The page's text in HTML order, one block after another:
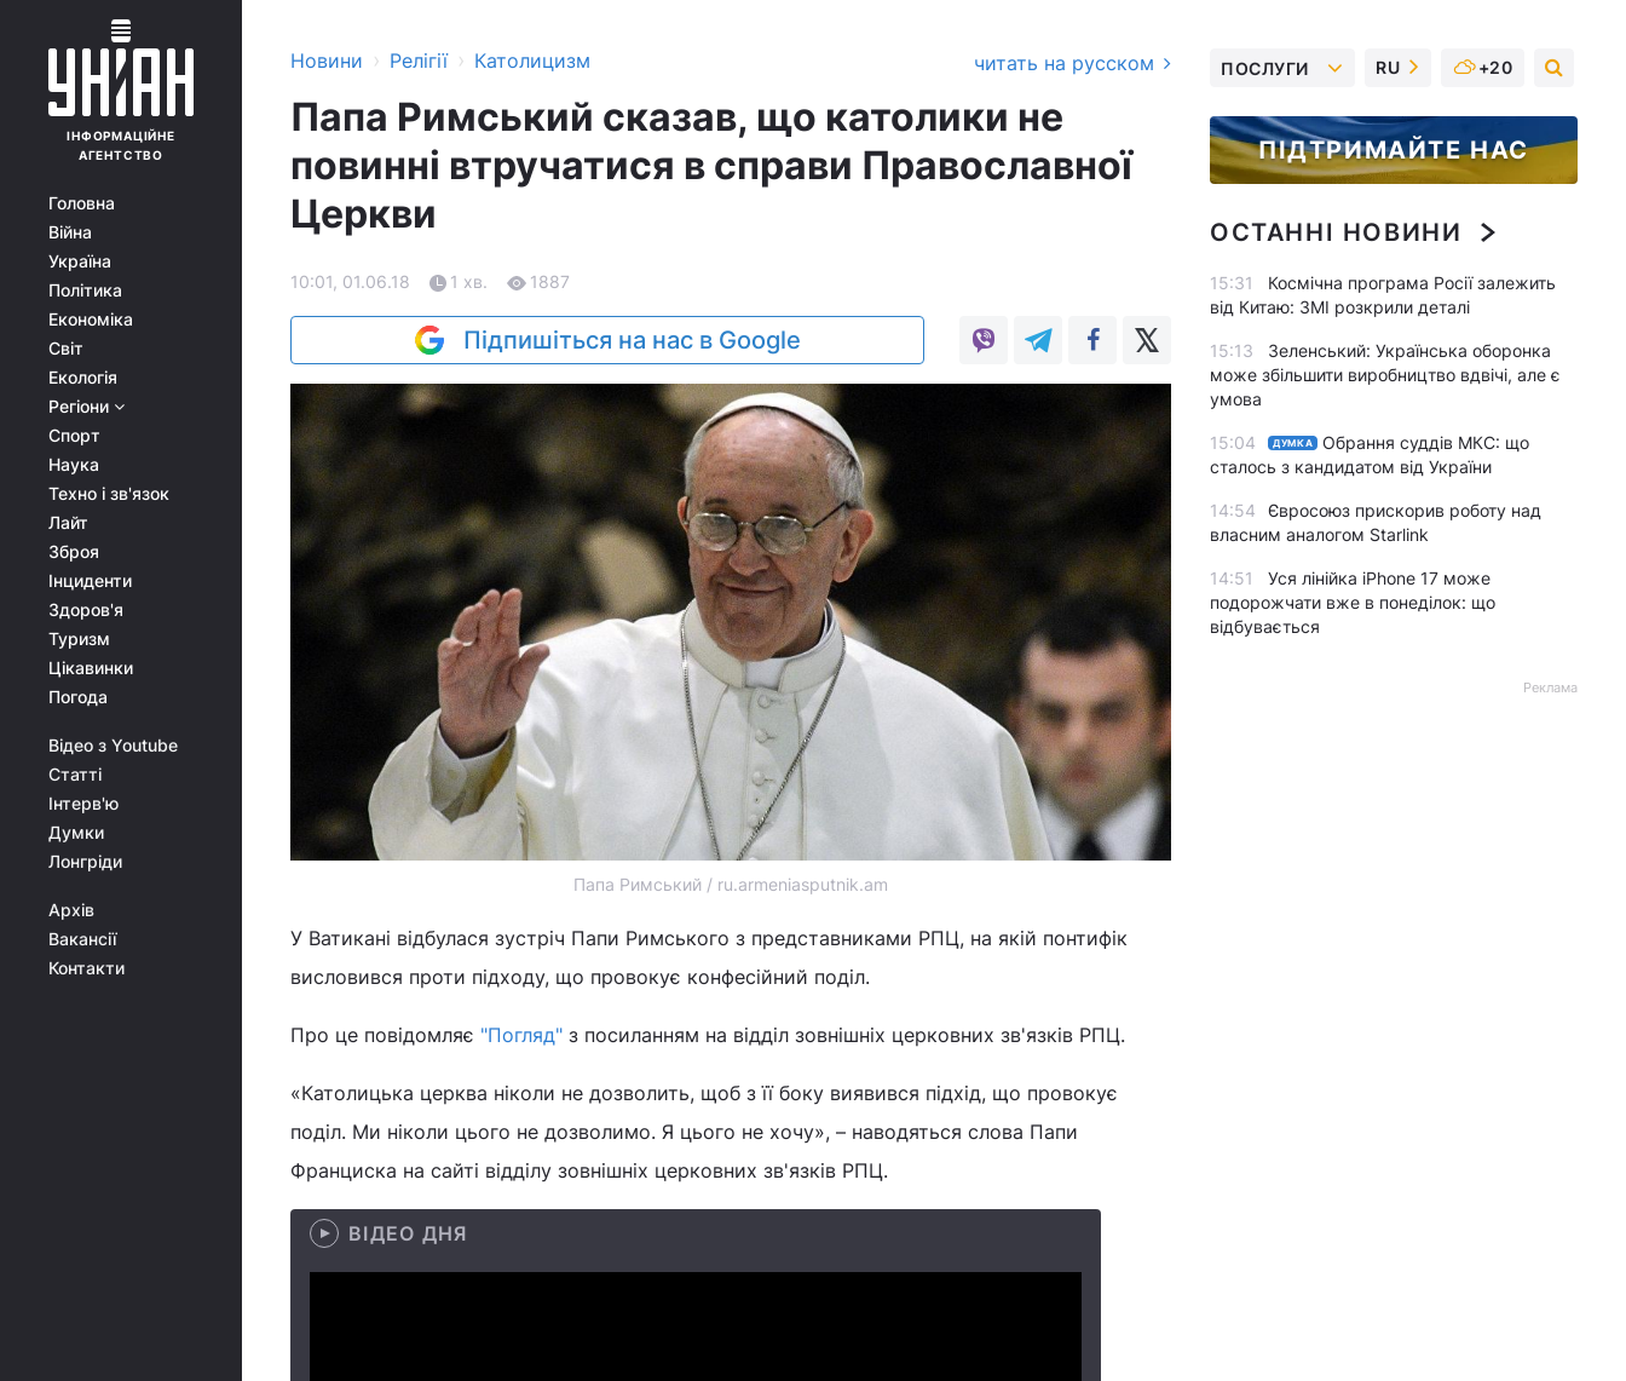
ІНФОРМАЦІЙНЕ
АГЕНТСТВО
Головна
Війна
Україна
Політика
Економіка
Світ
Екологія
Регіони
Спорт
Наука
Техно і зв'язок
Лайт
Зброя
Інциденти
Здоров'я
Туризм
Цікавинки
Погода
Відео з Youtube
Статті
Інтерв'ю
Думки
Лонгріди
Архів
Вакансії
Контакти
Новини › Релігії › Католицизм читать на русском
Папа Римський сказав, що католики не
повинні втручатися в справи Православної
Церкви
10:01, 01.06.18 1 хв. 1887
Підпишіться на нас в Google
Папа Римський / ru.armeniasputnik.am
У Ватикані відбулася зустріч Папи Римського з представниками РПЦ, на якій понтифік
висловився проти підходу, що провокує конфесійний поділ.
Про це повідомляє "Погляд" з посиланням на відділ зовнішніх церковних зв'язків РПЦ.
«Католицька церква ніколи не дозволить, щоб з її боку виявився підхід, що провокує
поділ. Ми ніколи цього не дозволимо. Я цього не хочу», – наводяться слова Папи
Франциска на сайті відділу зовнішніх церковних зв'язків РПЦ.
ВІДЕО ДНЯ
ПОСЛУГИ RU +20
ПІДТРИМАЙТЕ НАС
ОСТАННІ НОВИНИ
15:31
Космічна програма Росії залежить
від Китаю: ЗМІ розкрили деталі
15:13
Зеленський: Українська оборонка
може збільшити виробництво вдвічі, але є
умова
15:04 ДУМКА
Обрання суддів МКС: що
сталось з кандидатом від України
14:54
Євросоюз прискорив роботу над
власним аналогом Starlink
14:51
Уся лінійка iPhone 17 може
подорожчати вже в понеділок: що
відбувається
Реклама